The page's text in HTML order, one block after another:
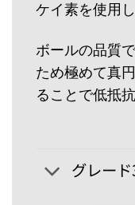
ケイ素を使用
ボールの品質
ため極めて真
ることで低抵
グレー